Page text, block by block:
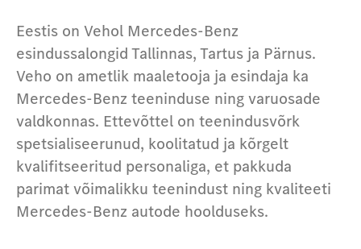
Eestis on Vehol Mercedes-Benz
esindussalongid Tallinnas, Tartus ja Pärnus.
Veho on ametlik maaletooja ja esindaja ka
Mercedes-Benz teeninduse ning varuosade
valdkonnas. Ettevõttel on teenindusvõrk
spetsialiseerunud, koolitatud ja kõrgelt
kvalifitseeritud personaliga, et pakkuda
parimat võimalikku teenindust ning kvaliteeti
Mercedes-Benz autode hoolduseks.